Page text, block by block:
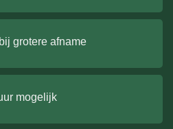
grotere afname
mogelijk